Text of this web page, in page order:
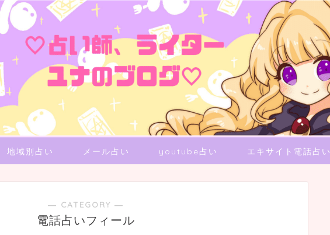
地域別占い メール占い youtube占い エキサイト電話占い
― CATEGORY ―
電話占いフィール